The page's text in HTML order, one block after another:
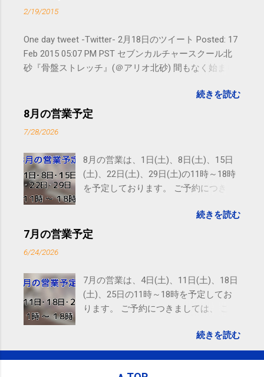
2/19/2015
One day tweet -Twitter- 2月18日のツイート Posted: 17
Feb 2015 05:07 PM PST セブンカルチャースクール北
砂『骨盤ストレッチ』(＠アリオ北砂) 間もなく始まり
subscribed to email updates from サクマフィジカルコ
ンディショニング(@SPCstyle) - Twilog To stop
Email delivery powered by Google Google Inc., 1600
Amphitheatre Parkway, Mountain View, CA 94043,
United States
続きを読む
8月の営業予定
7/28/2026
8月の営業は、1日(土)、8日(土)、15日
(土)、22日(土)、29日(土)の11時～18時
を予定しております。 ご予約につきま
す。 電話に出られないことがあります
ので、ご予約、お問い合わせは
続きを読む
7月の営業予定
6/24/2026
7月の営業は、4日(土)、11日(土)、18日
(土)、25日の11時～18時を予定してお
ります。 ご予約につきましては、 こち
れないことがありますので、ご予約、
お問い合わせはSMS（ショートメッセ
続きを読む